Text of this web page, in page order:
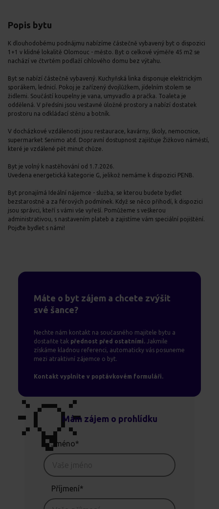
Popis bytu
K dlouhodobému podnájmu nabízíme částečně vybavený byt o dispozici
1+1 v klidné lokalitě Olomouc - město. Byt o celkové výměře 45 m2 se
nachází ve čtvrtém podlaží cihlového domu bez výtahu.
Byt se nabízí částečně vybavený. Kuchyňská linka disponuje elektrickým
sporákem, lednicí. Pokoj je zařízený dvojlůžkem, jídelním stolem se
židlemi. Součástí koupelny je vana, umyvadlo a pračka. Toaleta je
oddělená. V předsíni jsou vestavné úložné prostory a nabízí dostatek
prostoru na odkládací stěnu a botník.
V docházkové vzdálenosti jsou restaurace, kavárny, školy, nemocnice,
supermarket Senimo atd. Dopravní dostupnost zajišťuje Žižkovo náměstí,
které je vzdálené pět minut chůze.
Byt je volný k nastěhování od 1.7.2026.
Uvedena energetická kategorie G, jelikož nemáme k dispozici PENB.
Byt pronajímá Ideální nájemce - služba, se kterou budete bydlet
bezstarostně a za férových podmínek. Když se něco přihodí, k dispozici
jsou správci, kteří s vámi vše vyřeší. Pomůžeme s veškerou
administrativou, s nastavením plateb a zajistíme vám speciální pojištění.
Pojďte bydlet s námi!
Máte o byt zájem a chcete zvýšit
své šance?
Nechte nám kontakt na současného majitele bytu a
dostaňte tak přednost před ostatními. Jakmile
získáme kladnou referenci, automaticky vás posuneme
mezi atraktivní zájemce o byt.
Kontakt vyplníte v poptávkovém formuláři.
💡Mám zájem o prohlídku
Jméno*
Příjmení*